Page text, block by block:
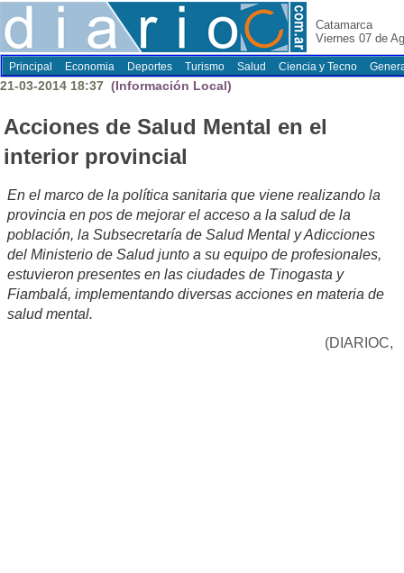
Catamarca
Viernes 07 de
Principal Economia Deportes Turismo Salud Ciencia y Tecno
21-03-2014 18:37 (Información Local)
Acciones de Salud Mental en el
interior provincial
En el marco de la política sanitaria que viene realizando la
provincia en pos de mejorar el acceso a la salud de la
población, la Subsecretaría de Salud Mental y Adicciones
del Ministerio de Salud junto a su equipo de profesionales,
estuvieron presentes en las ciudades de Tinogasta y
Fiambalá, implementando diversas acciones en materia de
salud mental.
(DIARIOC,